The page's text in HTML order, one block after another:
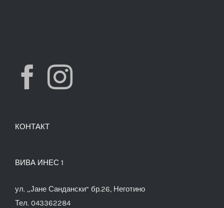
КОНТАКТ
ВИВА ИНЕС 1
ул. „Јане Сандански“ бр.26, Неготино
Тел. 043362284